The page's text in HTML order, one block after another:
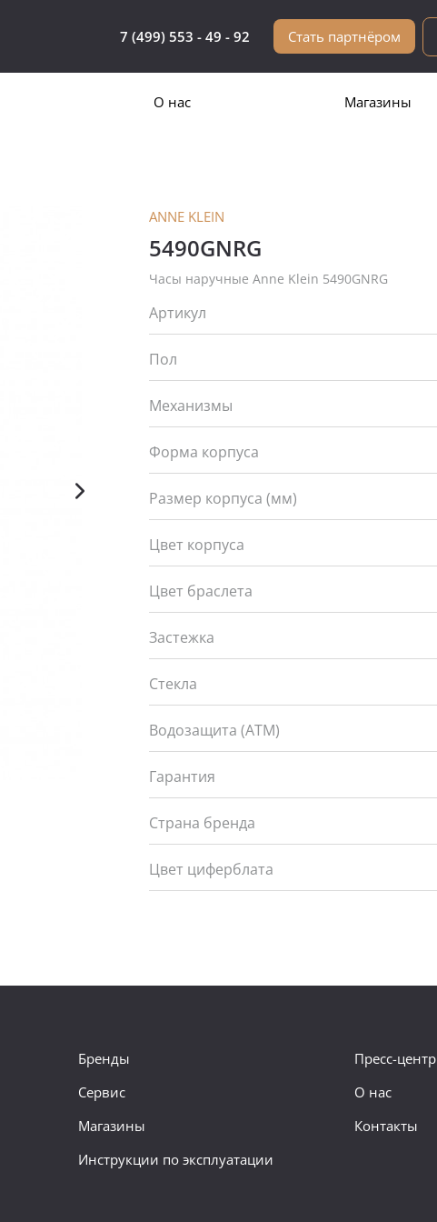
7 (499) 553 - 49 - 92 Стать партнёром
О нас Магазины
ANNE KLEIN
5490GNRG
Часы наручные Anne Klein 5490GNRG
Артикул
Пол
Механизмы
Форма корпуса
Размер корпуса (мм)
Цвет корпуса
Цвет браслета
Застежка
Стекла
Водозащита (АТМ)
Гарантия
Страна бренда
Цвет циферблата
Бренды
Пресс-центр
Сервис
О нас
Магазины
Контакты
Инструкции по эксплуатации